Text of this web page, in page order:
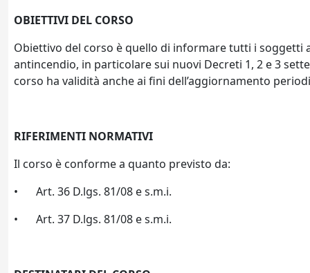
OBIETTIVI DEL CORSO
Obiettivo del corso è quello di informare tutti i soggetti
antincendio, in particolare sui nuovi Decreti 1, 2 e 3
corso ha validità anche ai fini dell’aggiornamento
RIFERIMENTI NORMATIVI
Il corso è conforme a quanto previsto da:
•
Art. 36 D.lgs. 81/08 e s.m.i.
•
Art. 37 D.lgs. 81/08 e s.m.i.